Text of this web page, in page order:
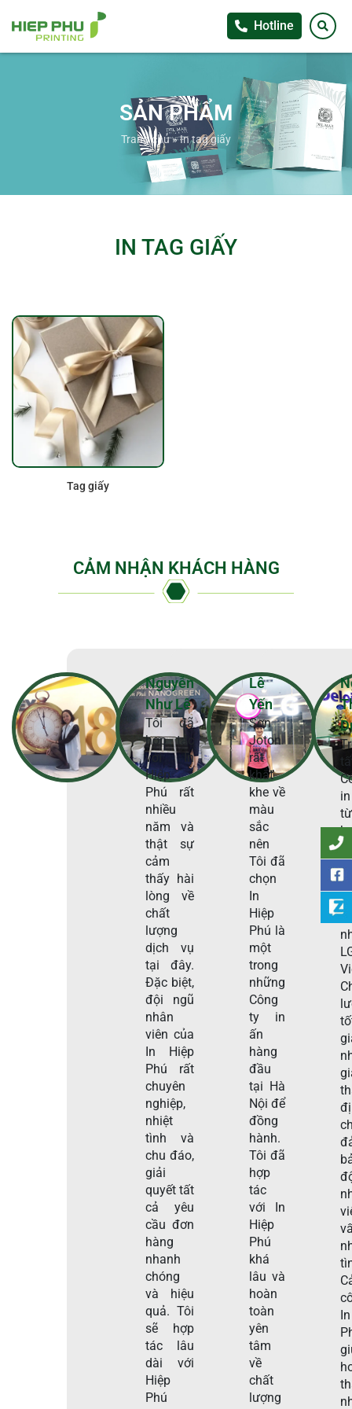
Hotline
SẢN PHẨM
Trang chủ»In tag giấy
IN TAG GIẤY
Tag giấy
CẢM NHẬN KHÁCH HÀNG
Nguyễn
Như Lê
Tôi đã
hợp tác
với In
Hiệp
Phú rất
nhiều
năm và
thật sự
cảm
thấy hài
lòng về
chất
lượng
dịch vụ
tại đây.
Đặc biệt,
đội ngũ
nhân
viên của
In Hiệp
Phú rất
chuyên
nghiệp,
nhiệt
tình và
chu đáo,
giải
quyết tất
cả yêu
cầu đơn
hàng
nhanh
chóng
và hiệu
quả. Tôi
sẽ hợp
tác lâu
dài với
Hiệp
Phú
Lê
Yến
Sơn
Joton
rất
khắt
khe về
màu
sắc
nên
Tôi đã
chọn
In
Hiệp
Phú là
một
trong
những
Công
ty in
ấn
hàng
đầu
tại Hà
Nội để
đồng
hành.
Tôi đã
hợp
tác
với In
Hiệp
Phú
khá
lâu và
hoàn
toàn
yên
tâm
về
chất
lượng